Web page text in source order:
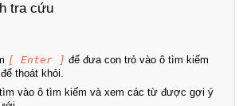
tra cứu
[ Enter ] để đưa con trỏ vào ô tìm kiếm
để thoát khỏi.
vào ô tìm kiếm và xem các từ được gợi ý